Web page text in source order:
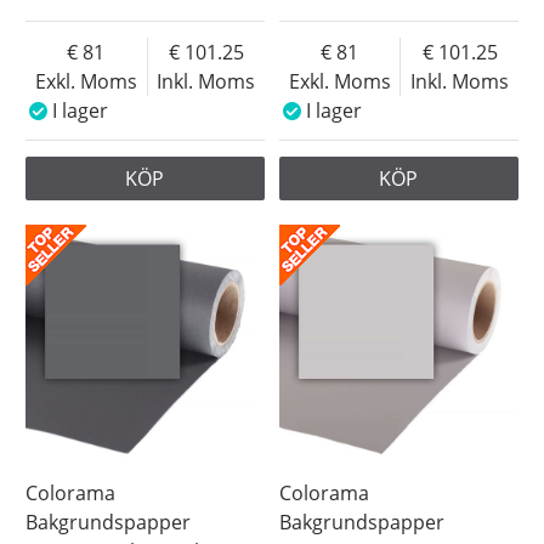
Exkl. Moms
81
Inkl. Moms
101.25
I lager
KÖP
Exkl. Moms
81
Inkl. Moms
101.25
I lager
KÖP
Colorama
Bakgrundspapper
Colorama
Bakgrundspapper